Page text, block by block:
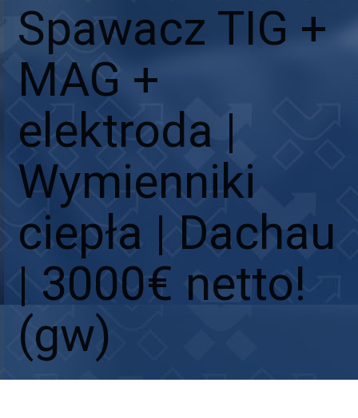
Spawacz TIG +
MAG +
elektroda |
Wymienniki
ciepła | Dachau
| 3000€ netto!
(gw)